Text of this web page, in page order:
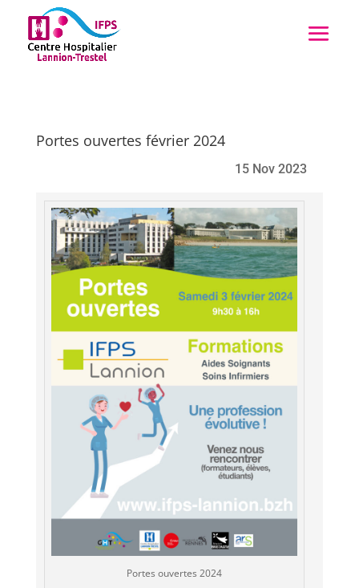
Portes ouvertes février 2024
15 Nov 2023
Portes ouvertes 2024